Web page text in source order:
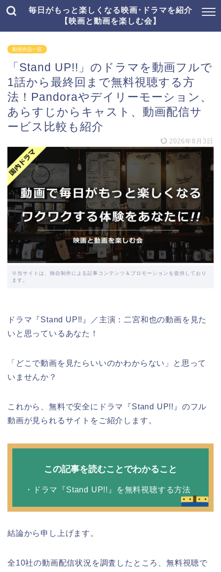
毎日がもっと楽しくなる映画･ドラマを紹介
【映画と動画を楽しむ会】
動画作品一覧
「Stand UP!!」のドラマを動画フルで
1話から最終回まで無料視聴する方
法！Pandoraやデイリーモーション、
あらすじからキャスト、動画配信サ
ービス比較も紹介
2026年8月3日
※当サイトは、独自制作による記事コンテンツ＆プロモーションを提供しており
ます。
ドラマ『Stand UP!!』／主演：二宮和也の動画を見た
いと思っているあなた！
「どこで動画を見たらいいのかわからない」と思って
いませんか？
これから、無料で安全にドラマ『Stand UP!!』のフル
動画が見られるサイトをご紹介します。
この記事を読むことでわかること
・ドラマ『Stand UP!!』を無料視聴する方法
結論から申し上げます。
全10社の動画配信状況を調査したところ、無料視聴で